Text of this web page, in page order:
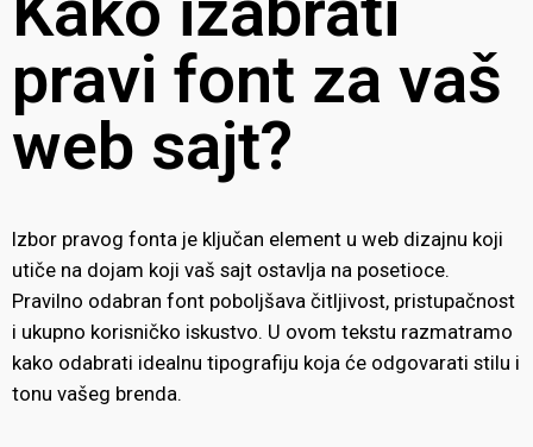
pravi font za vaš
web sajt?
Izbor pravog fonta je ključan element u web dizajnu koji
utiče na dojam koji vaš sajt ostavlja na posetioce.
Pravilno odabran font poboljšava čitljivost, pristupačnost
i ukupno korisničko iskustvo. U ovom tekstu razmatramo
kako odabrati idealnu tipografiju koja će odgovarati stilu i
tonu vašeg brenda.